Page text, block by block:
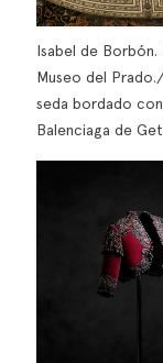
Isabel de Borbón.
Museo del
seda bordado
Balenciaga de